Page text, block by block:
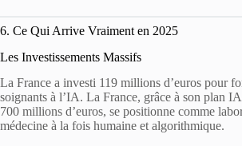
6. Ce Qui Arrive Vraiment en 2025
Les Investissements Massifs
La France a investi 119 millions d’euros pour
soignants à l’IA. La France, grâce à son plan
700 millions d’euros, se positionne comme
médecine à la fois humaine et algorithmique.